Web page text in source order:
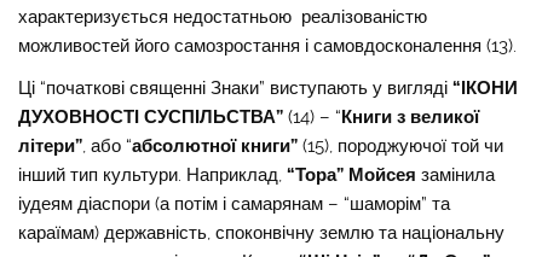
характеризується недостатньою реалізованістю
можливостей його самозростання і самовдосконалення (13).
Ці “початкові священні Знаки” виступають у вигляді “ІКОНИ
ДУХОВНОСТІ СУСПІЛЬСТВА” (14) – “Книги з великої
літери”, або “абсолютної книги” (15), породжуючої той чи
інший тип культури. Наприклад,“Тора” Мойсея замінила
іудеям діаспори (а потім і самарянам – “шаморім” та
караїмам) державність, споконвічну землю та національну